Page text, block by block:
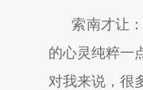
索南才让
的心灵纯粹一
对我来说，很